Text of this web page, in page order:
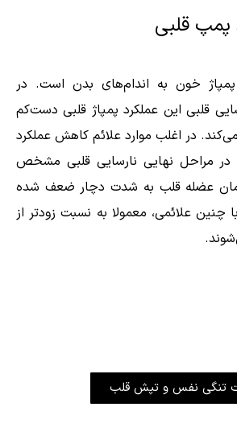
قلبی
خون به اندام‌های بدن است. در
قلبی این عملکرد پمپاژ قلبی دست‌کم
در اغلب موارد علائم کاهش عملکرد
مراحل نهایی نارسایی قلبی مشخص
عضله قلب به شدت دچار ضعف شده
چنین علائمی، معمولا به نسبت زودتر از
تنگی نفس و تپش قلب